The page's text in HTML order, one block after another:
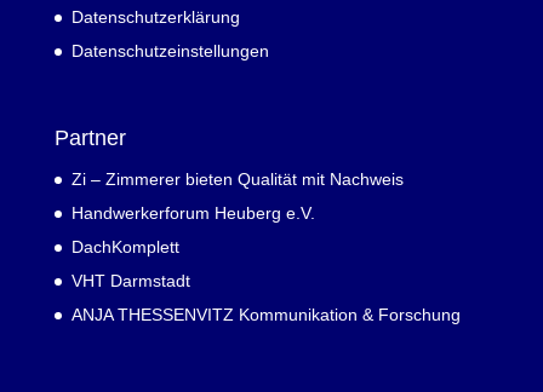
Datenschutzerklärung
Datenschutzeinstellungen
Partner
Zi – Zimmerer bieten Qualität mit Nachweis
Handwerkerforum Heuberg e.V.
DachKomplett
VHT Darmstadt
ANJA THESSENVITZ Kommunikation & Forschung